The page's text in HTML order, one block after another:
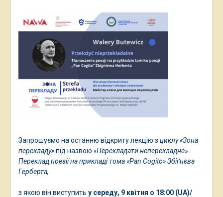
Запрошуємо на останню відкриту лекцію з циклу «Зона
перекладу»під назвою «Перекладати неперекладне».
Переклад поезії на прикладі тома «Pan Cogito» Збіґнєва
Герберта,
з якою він виступить у середу, 9 квітня о 18:00 (UA)/